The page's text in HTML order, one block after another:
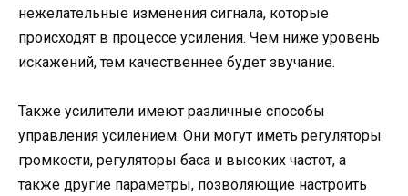
нежелательные изменения сигнала, которые
происходят в процессе усиления. Чем ниже уровень
искажений, тем качественнее будет звучание.
Также усилители имеют различные способы
управления усилением. Они могут иметь регуляторы
громкости, регуляторы баса и высоких частот, а
также другие параметры, позволяющие настроить